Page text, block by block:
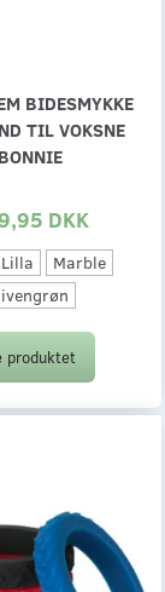
BIDESMYKKE
TIL VOKSNE
BONNIE
DKK
Lilla
Marble
produktet